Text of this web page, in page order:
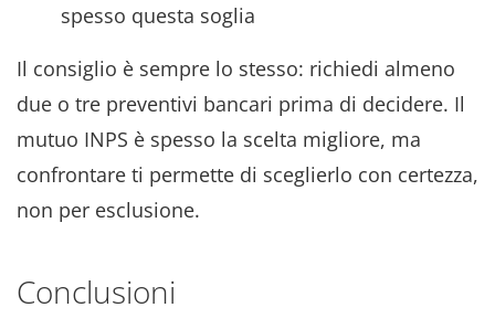
spesso questa soglia
Il consiglio è sempre lo stesso: richiedi almeno
due o tre preventivi bancari prima di decidere. Il
mutuo INPS è spesso la scelta migliore, ma
confrontare ti permette di sceglierlo con certezza,
non per esclusione.
Conclusioni